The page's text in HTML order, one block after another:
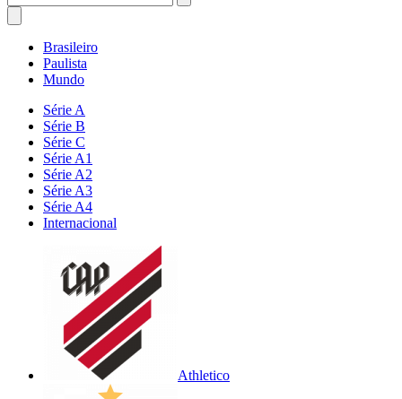
Brasileiro
Paulista
Mundo
Série A
Série B
Série C
Série A1
Série A2
Série A3
Série A4
Internacional
Athletico